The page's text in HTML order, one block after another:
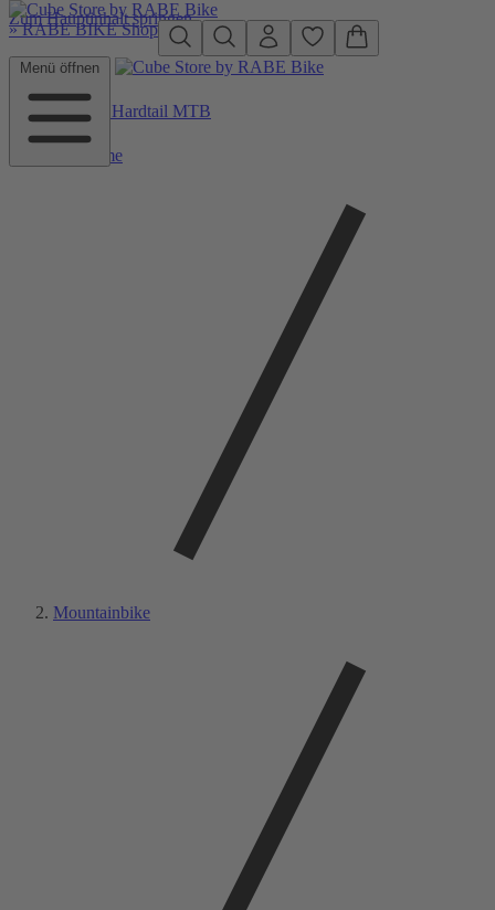
Zum Hauptinhalt springen
»RABE BIKE Shop
Menü öffnen
Zurück zu Hardtail MTB
Home
Mountainbike